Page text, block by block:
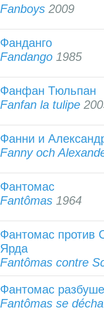
Fanboys 2009
Фанданго
Fandango 1985
Фанфан Тюльпан
Fanfan la tulipe
Фанни и
Fanny och
Фантомас
Fantômas 1964
Фантомас против
Ярда
Fantômas contre
Фантомас
Fantômas se